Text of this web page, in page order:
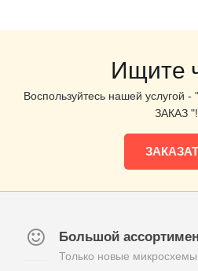
Ищите
Воспользуйтесь нашей
ЗАКАЗ "!
Большой
Только новые микросхемы